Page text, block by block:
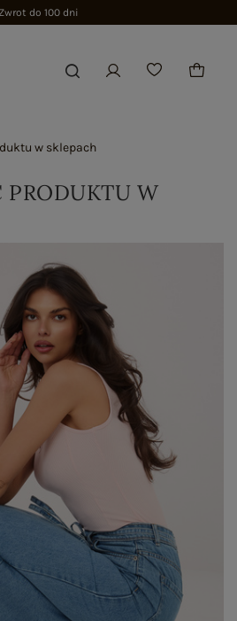
Zwrot do 100 dni
w sklepach
PRODUKTU W